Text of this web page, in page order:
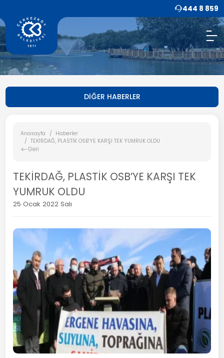
444 8 859
DİĞER HABERLER
Anasayfa
Haberler
TEKİRDAĞ, PLASTİK OSB’YE KARŞI TEK YUMRUK OLDU
Geri
TEKİRDAĞ, PLASTİK OSB’YE KARŞI TEK
YUMRUK OLDU
25 Ocak 2022 Salı